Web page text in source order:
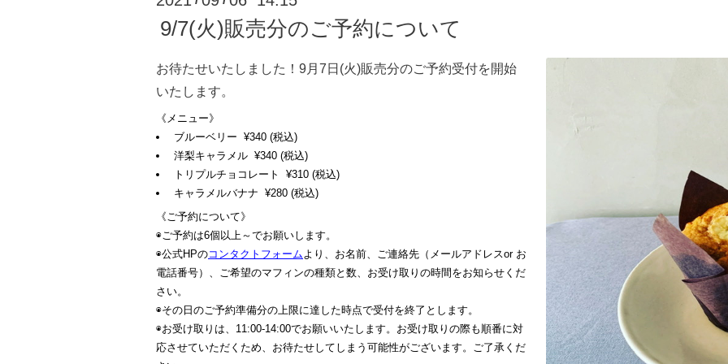
9/7(火)販売分のご予約について
お待たせいたしました！9月7日(火)販売分のご予約受付を開始
いたします。
《メニュー》
ブルーベリー ¥340 (税込)
洋梨キャラメル ¥340 (税込)
トリプルチョコレート ¥310 (税込)
キャラメルバナナ ¥280 (税込)
《ご予約について》
◉ご予約は6個以上～でお願いします。
◉公式HPのコンタクトフォームより、お名前、ご連絡先（メールアドレスor お
電話番号）、ご希望のマフィンの種類と数、お受け取りの時間をお知らせくだ
さい。
◉その日のご予約準備分の上限に達した時点で受付を終了とします。
◉お受け取りは、11:00-14:00でお願いいたします。お受け取りの際も順番に対
応させていただくため、お待たせしてしまう可能性がございます。ご了承くだ